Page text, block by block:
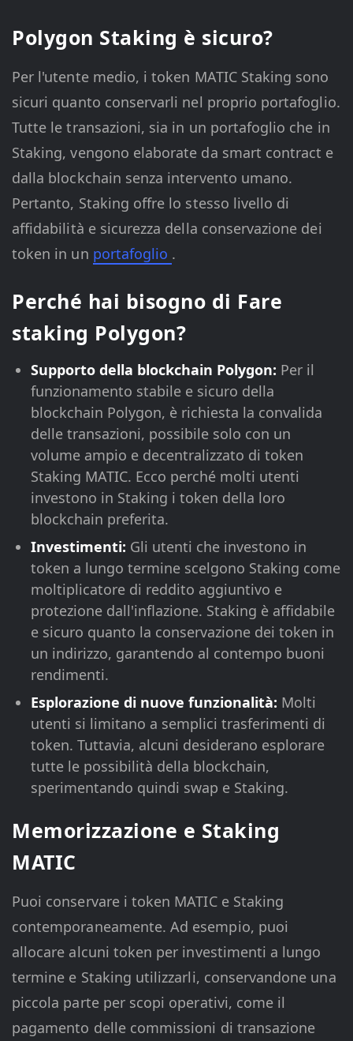
Polygon Staking è sicuro?
Per l'utente medio, i token MATIC Staking sono
sicuri quanto conservarli nel proprio portafoglio.
Tutte le transazioni, sia in un portafoglio che in
Staking, vengono elaborate da smart contract e
dalla blockchain senza intervento umano.
Pertanto, Staking offre lo stesso livello di
affidabilità e sicurezza della conservazione dei
token in un portafoglio .
Perché hai bisogno di Fare
staking Polygon?
Supporto della blockchain Polygon: Per il
funzionamento stabile e sicuro della
blockchain Polygon, è richiesta la convalida
delle transazioni, possibile solo con un
volume ampio e decentralizzato di token
Staking MATIC. Ecco perché molti utenti
investono in Staking i token della loro
blockchain preferita.
Investimenti: Gli utenti che investono in
token a lungo termine scelgono Staking come
moltiplicatore di reddito aggiuntivo e
protezione dall'inflazione. Staking è affidabile
e sicuro quanto la conservazione dei token in
un indirizzo, garantendo al contempo buoni
rendimenti.
Esplorazione di nuove funzionalità: Molti
utenti si limitano a semplici trasferimenti di
token. Tuttavia, alcuni desiderano esplorare
tutte le possibilità della blockchain,
sperimentando quindi swap e Staking.
Memorizzazione e Staking
MATIC
Puoi conservare i token MATIC e Staking
contemporaneamente. Ad esempio, puoi
allocare alcuni token per investimenti a lungo
termine e Staking utilizzarli, conservandone una
piccola parte per scopi operativi, come il
pagamento delle commissioni di transazione